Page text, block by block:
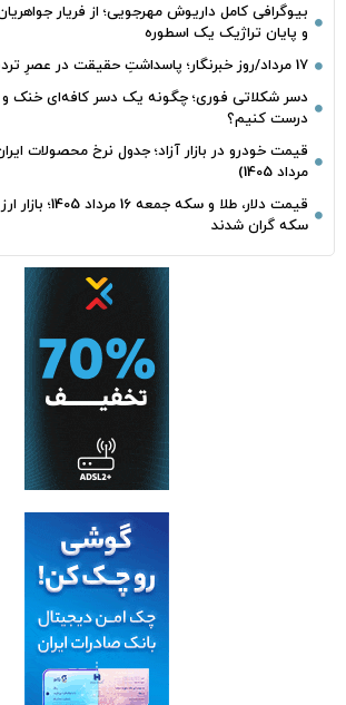
بیوگرافی کامل داریوش مهرجویی؛ از فریار جواهریان
و پایان تراژیک یک اسطوره
17 مرداد/روز خبرنگار؛ پاسداشتِ حقیقت در عصرِ تردید
دسر شکلاتی فوری؛ چگونه یک دسر کافه‌ای خنک و
درست کنیم؟
مرداد 1405)
قیمت دلار، طلا و سکه جمعه 16
سکه گران شدند